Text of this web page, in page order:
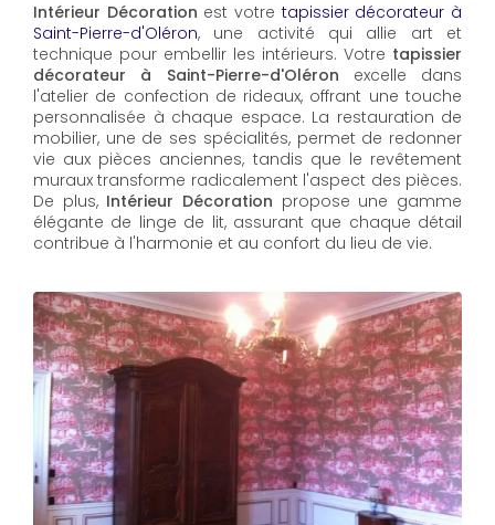
Intérieur Décoration est votre tapissier décorateur à
Saint-Pierre-d'Oléron, une activité qui allie art et
technique pour embellir les intérieurs. Votre tapissier
décorateur à Saint-Pierre-d'Oléron excelle dans
l'atelier de confection de rideaux, offrant une touche
personnalisée à chaque espace. La restauration de
mobilier, une de ses spécialités, permet de redonner
vie aux pièces anciennes, tandis que le revêtement
muraux transforme radicalement l'aspect des pièces.
De plus, Intérieur Décoration propose une gamme
élégante de linge de lit, assurant que chaque détail
contribue à l'harmonie et au confort du lieu de vie.